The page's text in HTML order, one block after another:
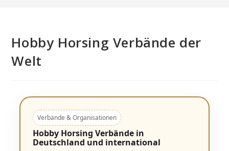
Hobby Horsing Verbände der
Welt
Verbände & Organisationen
Hobby Horsing Verbände in
Deutschland und international